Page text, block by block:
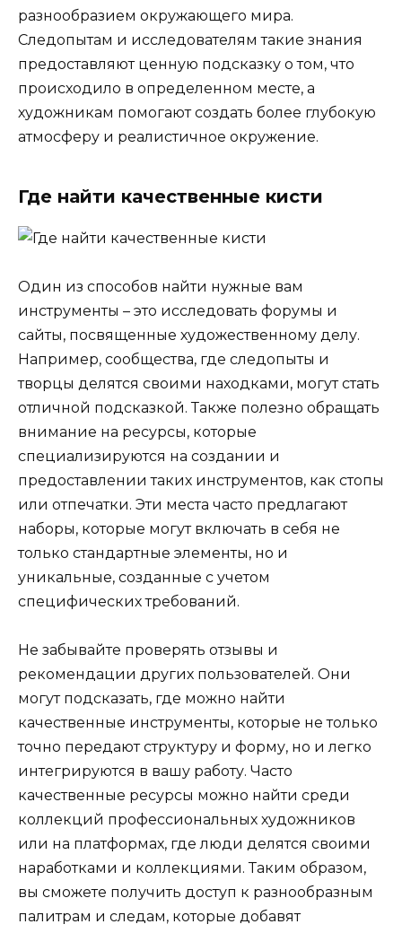
разнообразием окружающего мира.
Следопытам и исследователям такие знания
предоставляют ценную подсказку о том, что
происходило в определенном месте, а
художникам помогают создать более глубокую
атмосферу и реалистичное окружение.
Где найти качественные кисти
Один из способов найти нужные вам
инструменты – это исследовать форумы и
сайты, посвященные художественному делу.
Например, сообщества, где следопыты и
творцы делятся своими находками, могут стать
отличной подсказкой. Также полезно обращать
внимание на ресурсы, которые
специализируются на создании и
предоставлении таких инструментов, как стопы
или отпечатки. Эти места часто предлагают
наборы, которые могут включать в себя не
только стандартные элементы, но и
уникальные, созданные с учетом
специфических требований.
Не забывайте проверять отзывы и
рекомендации других пользователей. Они
могут подсказать, где можно найти
качественные инструменты, которые не только
точно передают структуру и форму, но и легко
интегрируются в вашу работу. Часто
качественные ресурсы можно найти среди
коллекций профессиональных художников
или на платформах, где люди делятся своими
наработками и коллекциями. Таким образом,
вы сможете получить доступ к разнообразным
палитрам и следам, которые добавят